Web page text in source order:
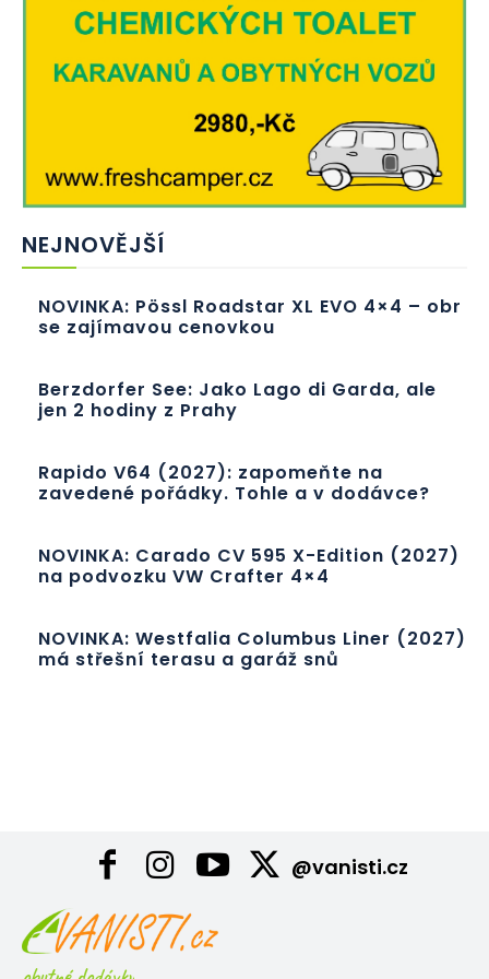
NEJNOVĚJŠÍ
NOVINKA: Pössl Roadstar XL EVO 4×4 – obr
se zajímavou cenovkou
Berzdorfer See: Jako Lago di Garda, ale
jen 2 hodiny z Prahy
Rapido V64 (2027): zapomeňte na
zavedené pořádky. Tohle a v dodávce?
NOVINKA: Carado CV 595 X-Edition (2027)
na podvozku VW Crafter 4×4
NOVINKA: Westfalia Columbus Liner (2027)
má střešní terasu a garáž snů
@vanisti.cz